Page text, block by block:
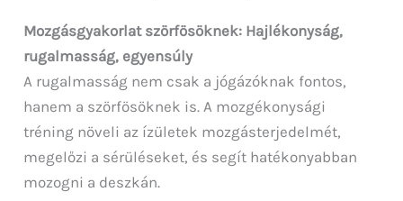
Mozgásgyakorlat szörfösöknek: Hajlékonyság,
rugalmasság, egyensúly
A rugalmasság nem csak a jógázóknak fontos,
hanem a szörfösöknek is. A mozgékonysági
tréning növeli az ízületek mozgásterjedelmét,
megelőzi a sérüléseket, és segít hatékonyabban
mozogni a deszkán.